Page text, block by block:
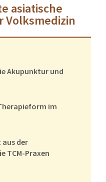
asiatische
Volksmedizin
Akupunktur und
im
aus der
TCM-Praxen